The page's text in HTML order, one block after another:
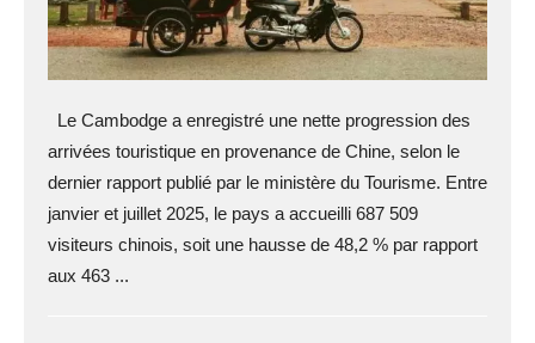
Le Cambodge a enregistré une nette progression des
arrivées touristique en provenance de Chine, selon le
dernier rapport publié par le ministère du Tourisme. Entre
janvier et juillet 2025, le pays a accueilli 687 509
visiteurs chinois, soit une hausse de 48,2 % par rapport
aux 463 ...